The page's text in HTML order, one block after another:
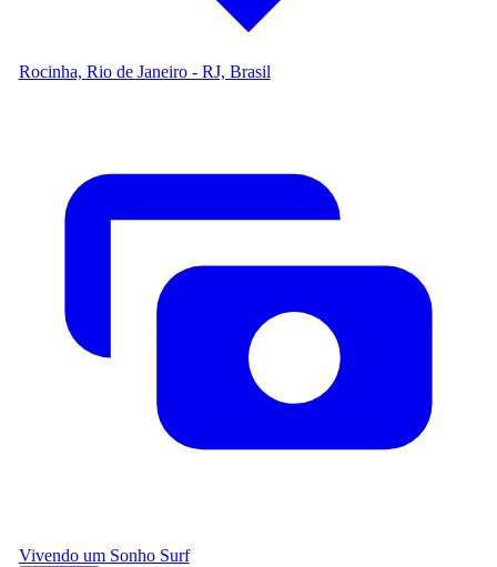
Rocinha, Rio de Janeiro - RJ, Brasil
Vivendo um Sonho Surf